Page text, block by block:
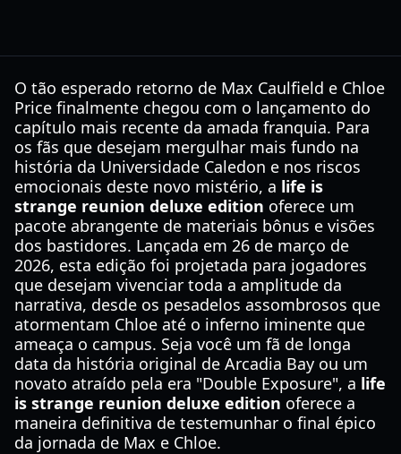
O tão esperado retorno de Max Caulfield e Chloe
Price finalmente chegou com o lançamento do
capítulo mais recente da amada franquia. Para
os fãs que desejam mergulhar mais fundo na
história da Universidade Caledon e nos riscos
emocionais deste novo mistério, a life is
strange reunion deluxe edition oferece um
pacote abrangente de materiais bônus e visões
dos bastidores. Lançada em 26 de março de
2026, esta edição foi projetada para jogadores
que desejam vivenciar toda a amplitude da
narrativa, desde os pesadelos assombrosos que
atormentam Chloe até o inferno iminente que
ameaça o campus. Seja você um fã de longa
data da história original de Arcadia Bay ou um
novato atraído pela era "Double Exposure", a life
is strange reunion deluxe edition oferece a
maneira definitiva de testemunhar o final épico
da jornada de Max e Chloe.